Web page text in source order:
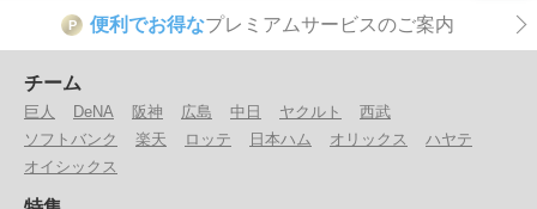
P 便利でお得なプレミアムサービスのご案内
チーム
巨人 DeNA 阪神 広島 中日 ヤクルト
西武
ソフトバンク
楽天 ロッテ 日本ハム オリックス
ハヤテ
オイシックス